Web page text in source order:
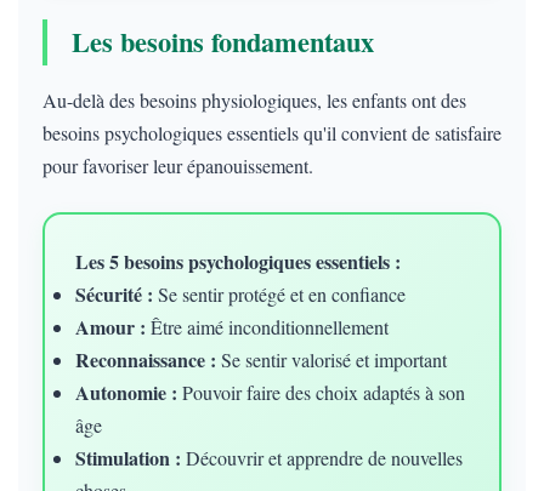
Les besoins fondamentaux
Au-delà des besoins physiologiques, les enfants ont des
besoins psychologiques essentiels qu'il convient de satisfaire
pour favoriser leur épanouissement.
Les 5 besoins psychologiques essentiels :
Sécurité : Se sentir protégé et en confiance
Amour : Être aimé inconditionnellement
Reconnaissance : Se sentir valorisé et important
Autonomie : Pouvoir faire des choix adaptés à son
âge
Stimulation : Découvrir et apprendre de nouvelles